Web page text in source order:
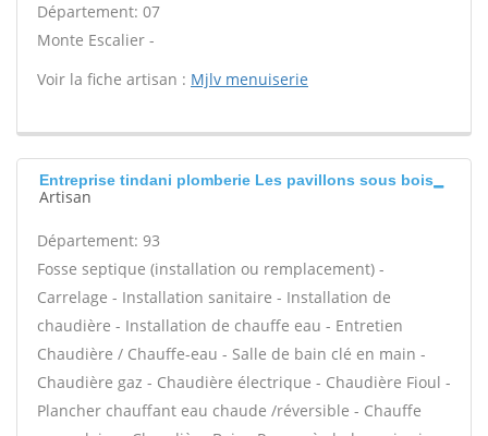
Département: 07
Monte Escalier -
Voir la fiche artisan : Mjlv menuiserie
Entreprise tindani plomberie Les pavillons sous bois
Artisan
Département: 93
Fosse septique (installation ou remplacement) -
Carrelage - Installation sanitaire - Installation de
chaudière - Installation de chauffe eau - Entretien
Chaudière / Chauffe-eau - Salle de bain clé en main -
Chaudière gaz - Chaudière électrique - Chaudière Fioul -
Plancher chauffant eau chaude /réversible - Chauffe